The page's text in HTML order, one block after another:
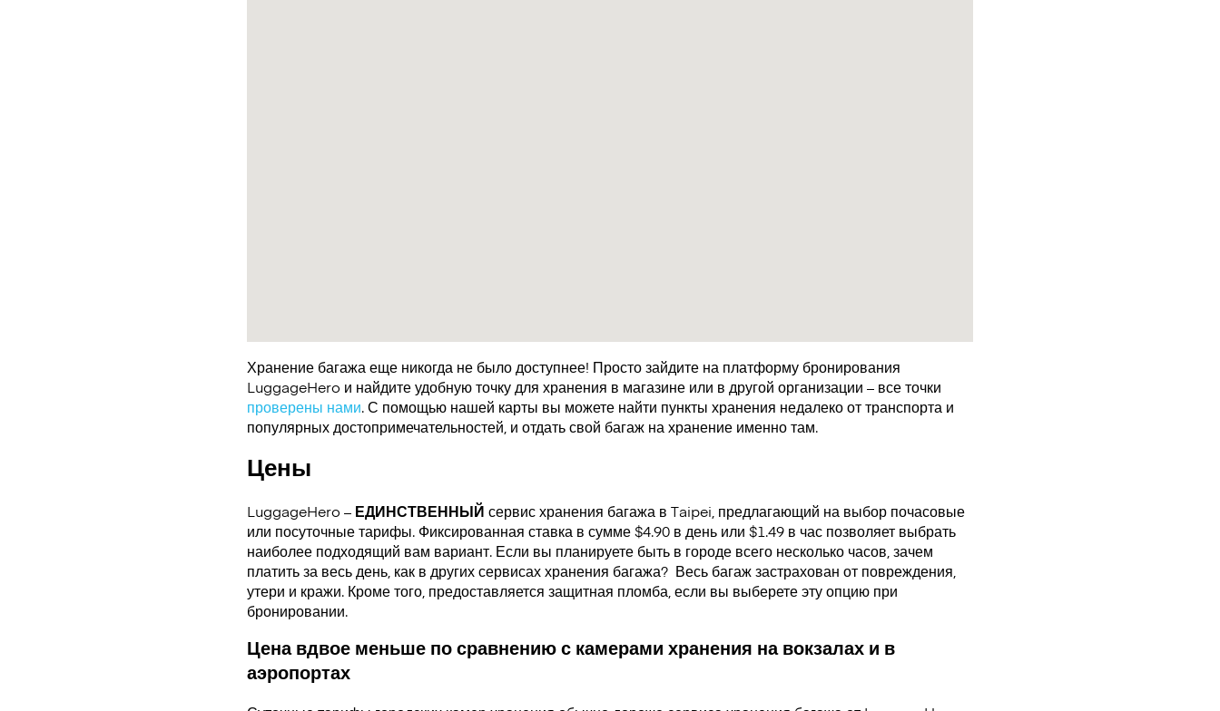
Хранение багажа еще никогда не было доступнее! Просто зайдите на платформу бронирования
LuggageHero и найдите удобную точку для хранения в магазине или в другой организации – все точки
проверены нами. С помощью нашей карты вы можете найти пункты хранения недалеко от транспорта и
популярных достопримечательностей, и отдать свой багаж на хранение именно там.
Цены
LuggageHero – ЕДИНСТВЕННЫЙ сервис хранения багажа в Taipei, предлагающий на выбор почасовые
или посуточные тарифы. Фиксированная ставка в сумме $4.90 в день или $1.49 в час позволяет выбрать
наиболее подходящий вам вариант. Если вы планируете быть в городе всего несколько часов, зачем
платить за весь день, как в других сервисах хранения багажа? Весь багаж застрахован от повреждения,
утери и кражи. Кроме того, предоставляется защитная пломба, если вы выберете эту опцию при
бронировании.
Цена вдвое меньше по сравнению с камерами хранения на вокзалах и в
аэропортах